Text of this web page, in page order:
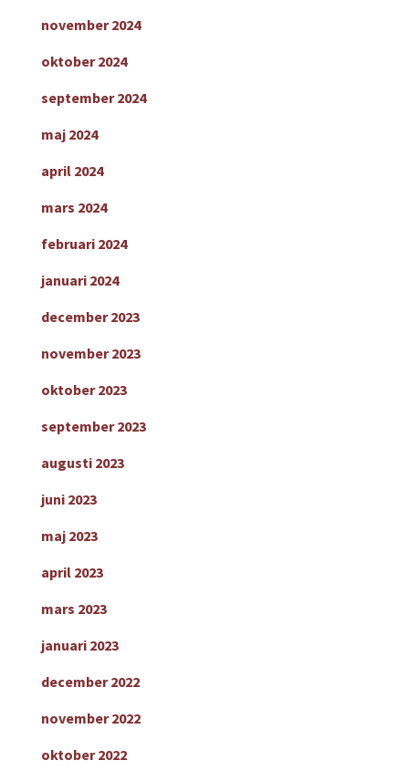
november 2024
oktober 2024
september 2024
maj 2024
april 2024
mars 2024
februari 2024
januari 2024
december 2023
november 2023
oktober 2023
september 2023
augusti 2023
juni 2023
maj 2023
april 2023
mars 2023
januari 2023
december 2022
november 2022
oktober 2022